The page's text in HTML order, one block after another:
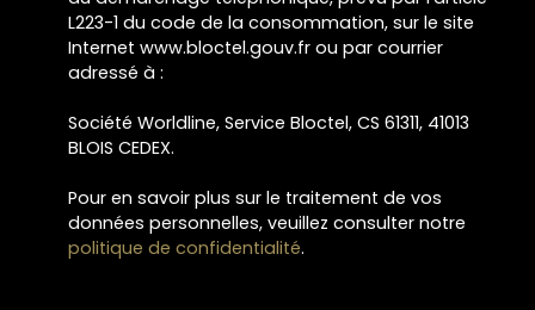
L223-1 du code de la consommation, sur le site
Internet www.bloctel.gouv.fr ou par courrier
adressé à :
Société Worldline, Service Bloctel, CS 61311, 41013
BLOIS CEDEX.
Pour en savoir plus sur le traitement de vos
données personnelles, veuillez consulter notre
politique de confidentialité.